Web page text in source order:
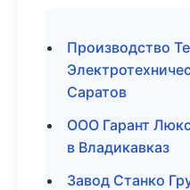
Производство
Саратов
ООО Гарант
в Владикавказ
Завод Станко